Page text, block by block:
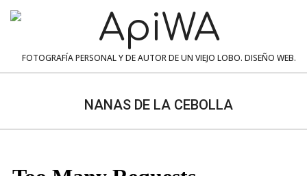
ApiWA
FOTOGRAFÍA PERSONAL Y DE AUTOR DE UN VIEJO LOBO. DISEÑO WEB.
NANAS DE LA CEBOLLA